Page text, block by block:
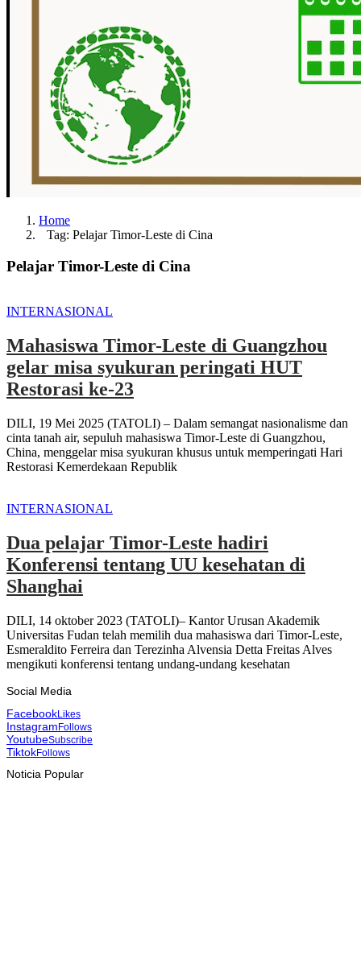
Home
Tag: Pelajar Timor-Leste di Cina
Pelajar Timor-Leste di Cina
INTERNASIONAL
Mahasiswa Timor-Leste di Guangzhou
gelar misa syukuran peringati HUT
Restorasi ke-23
DILI, 19 Mei 2025 (TATOLI) – Dalam semangat nasionalisme dan
cinta tanah air, sepuluh mahasiswa Timor-Leste di Guangzhou,
China, menggelar misa syukuran khusus untuk memperingati Hari
Restorasi Kemerdekaan Republik
INTERNASIONAL
Dua pelajar Timor-Leste hadiri
Konferensi tentang UU kesehatan di
Shanghai
DILI, 14 oktober 2023 (TATOLI)– Kantor Urusan Akademik
Universitas Fudan telah memilih dua mahasiswa dari Timor-Leste,
Esmeraldito Ferreira dan Terezinha Alvensia Detta Freitas Alves
mengikuti konferensi tentang undang-undang kesehatan
Social Media
FacebookLikes
InstagramFollows
YoutubeSubscribe
TiktokFollows
Noticia Popular